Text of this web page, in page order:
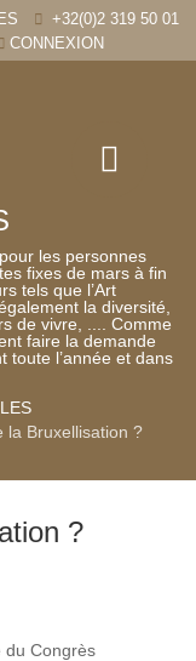
+32(0)2 319 50 01
CONNEXION
les personnes
fixes de mars à fin
tels que l’Art
la diversité,
de vivre, .... Comme
faire la demande
toute l’année et dans
la Bruxellisation ?
?
du Congrès